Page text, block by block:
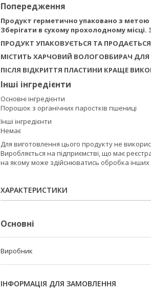
Попередження
Продукт герметично упаковано з метою
Зберігати в сухому прохолодному
ПРОДУКТ УПАКОВУЄТЬСЯ ТА
МІСТИТЬ ХАРЧОВИЙ ВОЛОГОВБИРАЧ ДЛЯ
ПІСЛЯ ВІДКРИТТЯ ПЛАСТИНИ КРАЩЕ
Інші інгредієнти
​Основні інгредієнти
Порошок з органічних паростків пшениці
Інші інгредієнти
Немає
Для виготовлення цього продукту не
Виробляється на підприємстві, що має
на якому може здійснюватись обробка інших
ХАРАКТЕРИСТИКИ
Основні
Виробник
ІНФОРМАЦІЯ ДЛЯ ЗАМОВЛЕННЯ